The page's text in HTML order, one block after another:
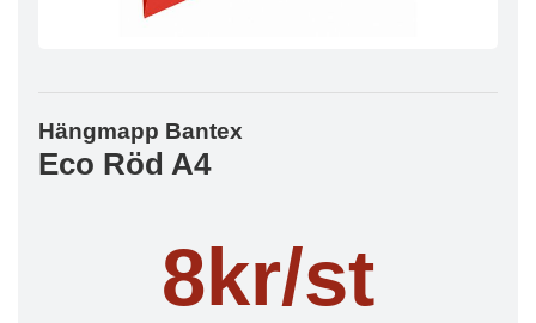
Hängmapp Bantex
Eco Röd A4
8kr/st